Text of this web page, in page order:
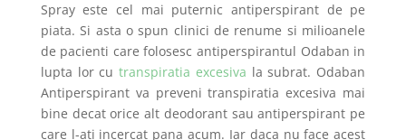
Spray este cel mai puternic antiperspirant de pe
piata. Si asta o spun clinici de renume si milioanele
de pacienti care folosesc antiperspirantul Odaban in
lupta lor cutranspiratia excesiva la subrat. Odaban
Antiperspirant va preveni transpiratia excesiva mai
bine decat orice alt deodorant sau antiperspirant pe
care l-ati incercat pana acum. Iar daca nu face acest